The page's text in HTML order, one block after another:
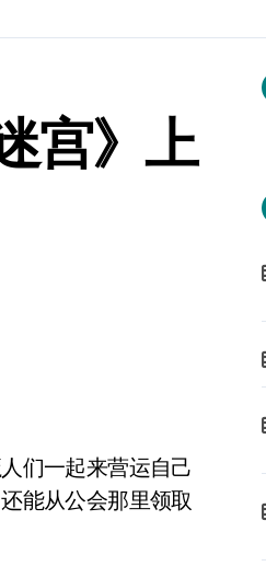
宫》上
们一起来营运自己
能从公会那里领取